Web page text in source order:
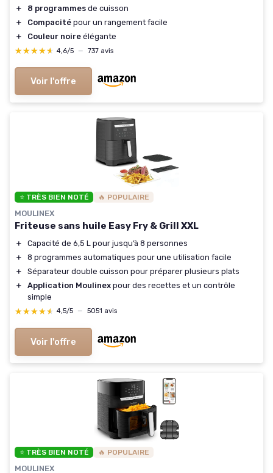
＋
8 programmes de cuisson
＋
Compacité pour un rangement facile
＋
Couleur noire élégante
★★★★★
★★★★★ 4,6/5 — 737 avis
Voir l'offre
⭐ TRÈS BIEN NOTÉ 🔥 POPULAIRE
MOULINEX
Friteuse sans huile Easy Fry & Grill XXL
＋
Capacité de 6,5 L pour jusqu’à 8 personnes
＋
8 programmes automatiques pour une utilisation facile
＋
Séparateur double cuisson pour préparer plusieurs plats
＋
Application Moulinex pour des recettes et un contrôle
simple
★★★★★
★★★★★ 4,5/5 — 5051 avis
Voir l'offre
⭐ TRÈS BIEN NOTÉ 🔥 POPULAIRE
MOULINEX